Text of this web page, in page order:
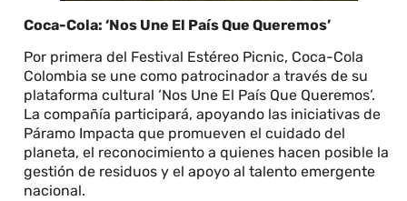
Coca-Cola: ‘Nos Une El País Que Queremos’
Por primera del Festival Estéreo Picnic, Coca-Cola
Colombia se une como patrocinador a través de su
plataforma cultural ‘Nos Une El País Que Queremos’.
La compañía participará, apoyando las iniciativas de
Páramo Impacta que promueven el cuidado del
planeta, el reconocimiento a quienes hacen posible la
gestión de residuos y el apoyo al talento emergente
nacional.